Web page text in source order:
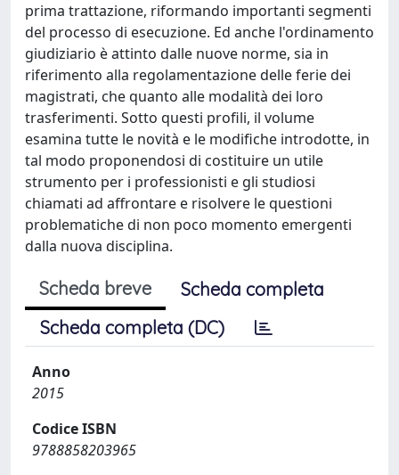
prima trattazione, riformando importanti segmenti
del processo di esecuzione. Ed anche l'ordinamento
giudiziario è attinto dalle nuove norme, sia in
riferimento alla regolamentazione delle ferie dei
magistrati, che quanto alle modalità dei loro
trasferimenti. Sotto questi profili, il volume
esamina tutte le novità e le modifiche introdotte, in
tal modo proponendosi di costituire un utile
strumento per i professionisti e gli studiosi
chiamati ad affrontare e risolvere le questioni
problematiche di non poco momento emergenti
dalla nuova disciplina.
Scheda breve
Scheda completa
Scheda completa (DC)
Anno
2015
Codice ISBN
9788858203965